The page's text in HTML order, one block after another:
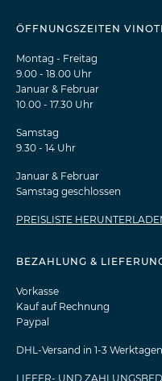
ÖFFNUNGSZEITEN
Montag - Freitag
9.00 - 18.00 Uhr
Januar & Februar
10.00 - 17.30 Uhr
Samstag
9.30 - 14 Uhr
Januar & Februar
Samstag geschlossen
PREISLISTE
BEZAHLUNG &
Vorkasse
Kauf auf Rechnung
Paypal
DHL-Versand in 1-3 Werktagen
LIEFER- UND